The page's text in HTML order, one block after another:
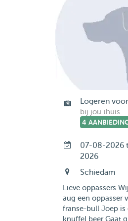
Logeren
bij jou thuis
4
07-08-2026
2026
Schiedam
Lieve oppassers
aug een oppasser
franse-bull Joep is
knuffel beer Gaat